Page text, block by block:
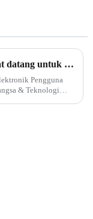
Selamat datang untuk melawat kami di Booth No.: A3-C83 CEIT&ECPE dari 10 -12 Julai di SKEXPO Kota Ho Chi Minh Vietnam
Pengguna
& Teknologi